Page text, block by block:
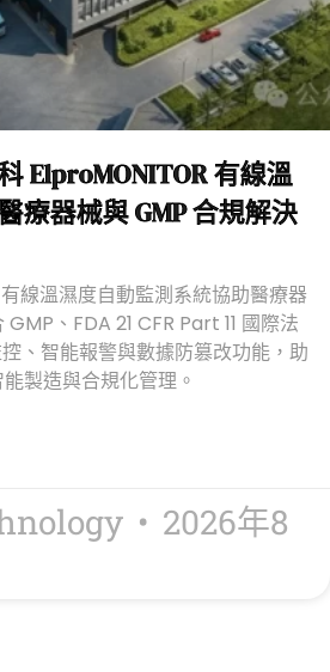
ElproMONITOR 有線溫
療器械與 GMP 合規解決
線溫濕度自動監測系統協助醫療器
、FDA 21 CFR Part 11 國際法
、智能報警與數據防篡改功能，助
製造與合規化管理。
2026年8